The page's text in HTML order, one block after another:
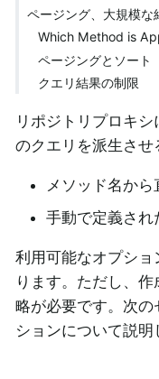
ページング、大規模な
Which Method is
ページングとソート
クエリ結果の制限
リポジトリプロキ
のクエリを派生させ
メソッド名から
手動で定義され
利用可能なオプシ
ります。ただし、
略が必要です。次
ションについて説明